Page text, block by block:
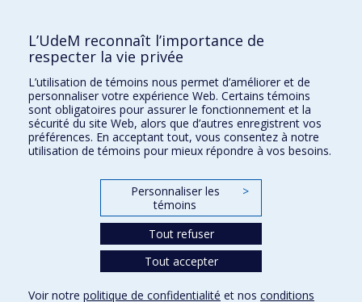
Kinésiologie et des sciences de l’activité physique
Orthophonie et audiologie
Réadaptation
Directions
DPC
CPASS
L’UdeM reconnaît l’importance de
respecter la vie privée
L’utilisation de témoins nous permet d’améliorer et de
personnaliser votre expérience Web. Certains témoins
sont obligatoires pour assurer le fonctionnement et la
sécurité du site Web, alors que d’autres enregistrent vos
préférences. En acceptant tout, vous consentez à notre
utilisation de témoins pour mieux répondre à vos besoins.
Personnaliser les
témoins
>
Tout refuser
Tout accepter
Voir notre politique de confidentialité et nos conditions